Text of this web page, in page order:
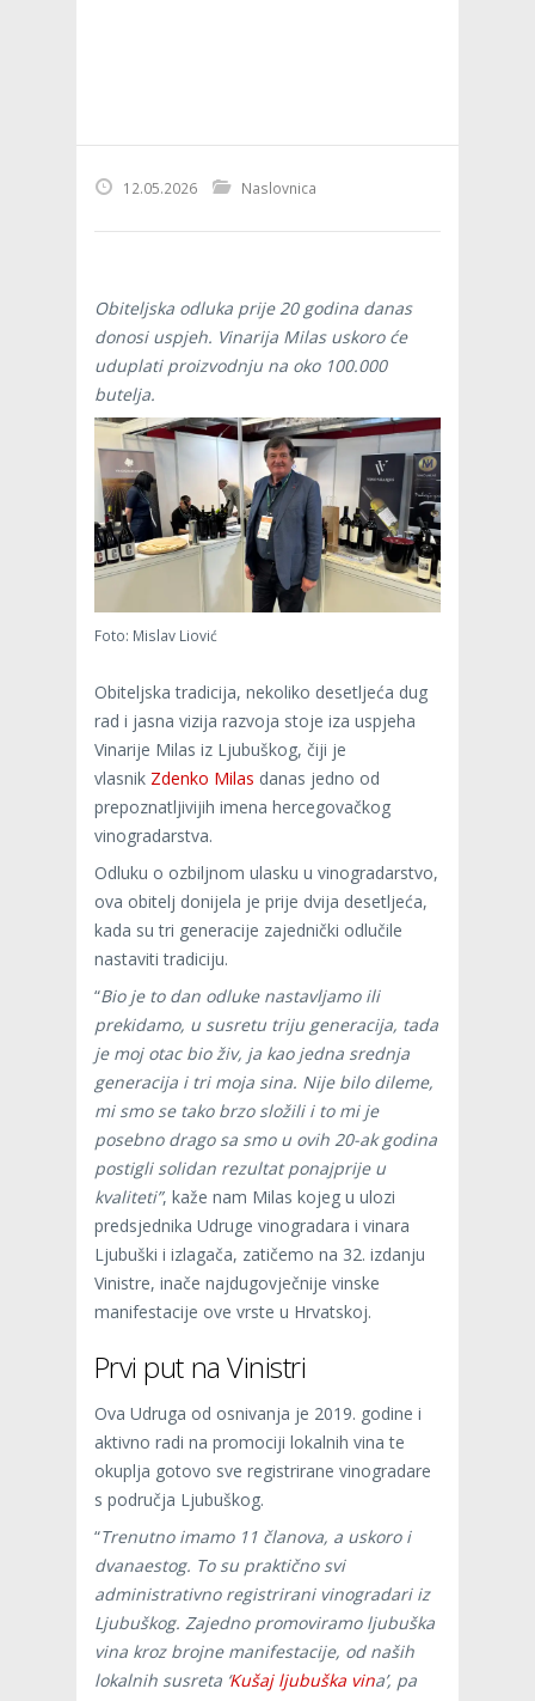
12.05.2026 Naslovnica
Obiteljska odluka prije 20 godina danas
donosi uspjeh. Vinarija Milas uskoro će
uduplati proizvodnju na oko 100.000
butelja.
Foto: Mislav Liović
Obiteljska tradicija, nekoliko desetljeća dug
rad i jasna vizija razvoja stoje iza uspjeha
Vinarije Milas iz Ljubuškog, čiji je
vlasnik Zdenko Milas danas jedno od
prepoznatljivijih imena hercegovačkog
vinogradarstva.
Odluku o ozbiljnom ulasku u vinogradarstvo,
ova obitelj donijela je prije dvija desetljeća,
kada su tri generacije zajednički odlučile
nastaviti tradiciju.
“Bio je to dan odluke nastavljamo ili
prekidamo, u susretu triju generacija, tada
je moj otac bio živ, ja kao jedna srednja
generacija i tri moja sina. Nije bilo dileme,
mi smo se tako brzo složili i to mi je
posebno drago sa smo u ovih 20-ak godina
postigli solidan rezultat ponajprije u
kvaliteti”, kaže nam Milas kojeg u ulozi
predsjednika Udruge vinogradara i vinara
Ljubuški i izlagača, zatičemo na 32. izdanju
Vinistre, inače najdugovječnije vinske
manifestacije ove vrste u Hrvatskoj.
Prvi put na Vinistri
Ova Udruga od osnivanja je 2019. godine i
aktivno radi na promociji lokalnih vina te
okuplja gotovo sve registrirane vinogradare
s područja Ljubuškog.
“Trenutno imamo 11 članova, a uskoro i
dvanaestog. To su praktično svi
administrativno registrirani vinogradari iz
Ljubuškog. Zajedno promoviramo ljubuška
vina kroz brojne manifestacije, od naših
lokalnih susreta ‘ Kušaj ljubuška vina’, pa